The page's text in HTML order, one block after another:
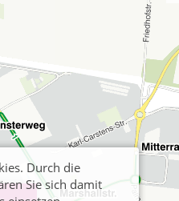
Durch die
Sie sich damit